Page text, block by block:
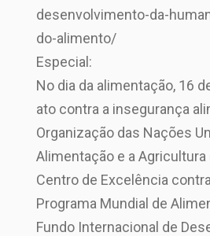
desenvolvimento-da-
do-alimento/
Especial:
No dia da alimentação, 16
ato contra a insegurança
Organização das Nações
Alimentação e a Agricultura
Centro de Excelência
Programa Mundial de
Fundo Internacional de